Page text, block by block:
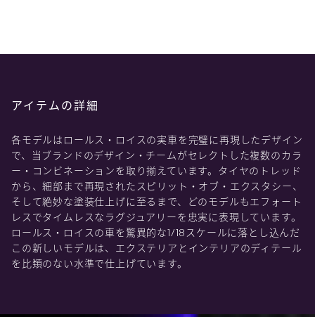
アイテムの詳細
各モデルはロールス・ロイスの実車を完璧に再現したデザイン
で、当ブランドのデザイン・チームがセレクトした複数のカラ
ー・コンビネーションを取り揃えています。タイヤのトレッド
から、細部まで再現されたスピリット・オブ・エクスタシー、
そして絶妙な塗装仕上げに至るまで、どのモデルもエフォート
レスでタイムレスなラグジュアリーを忠実に表現しています。
ロールス・ロイスの車を驚異的な1/18スケールに落とし込んだ
この新しいモデルは、エクステリアとインテリアのディテール
を比類のない水準で仕上げています。